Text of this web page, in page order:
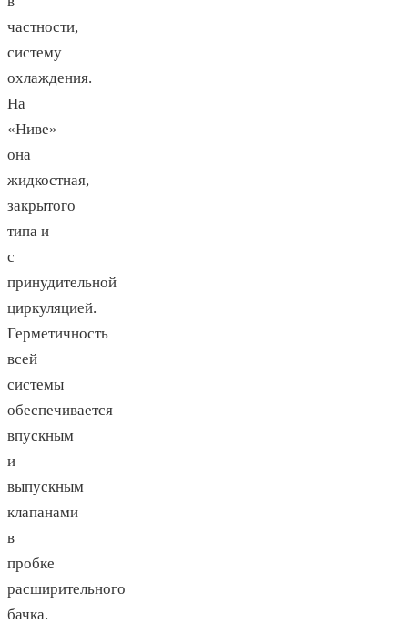
частности,
систему
охлаждения.
На
«Ниве»
она
жидкостная,
закрытого
типа и
с
принудительной
циркуляцией.
Герметичность
всей
системы
обеспечивается
впускным
и
выпускным
клапанами
в
пробке
расширительного
бачка.